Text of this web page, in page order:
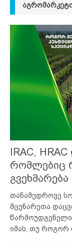
IRAC,
რომლებიც
გვეხმარება
თანამედროვე
მცენარეთა
იმას, თუ როგორ